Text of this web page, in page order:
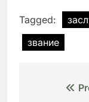
Tagged:
звание